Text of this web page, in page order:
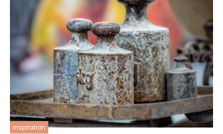
inspiration